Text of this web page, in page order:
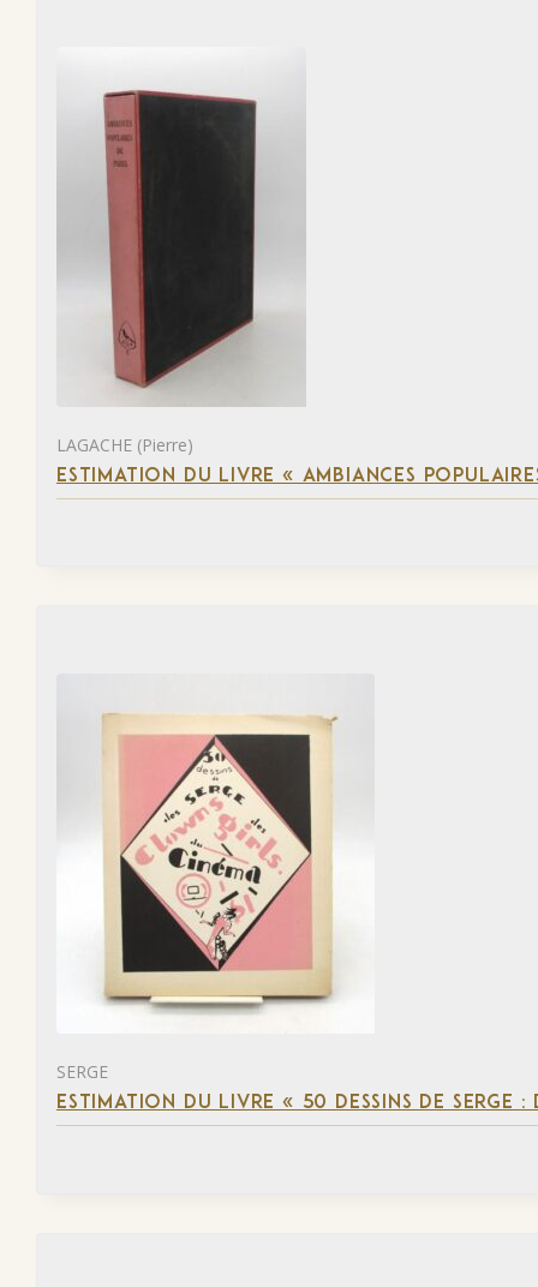
LAGACHE (Pierre)
ESTIMATION DU LIVRE « AMBIANCES
SERGE
ESTIMATION DU LIVRE « 50 DESSINS DE SERGE